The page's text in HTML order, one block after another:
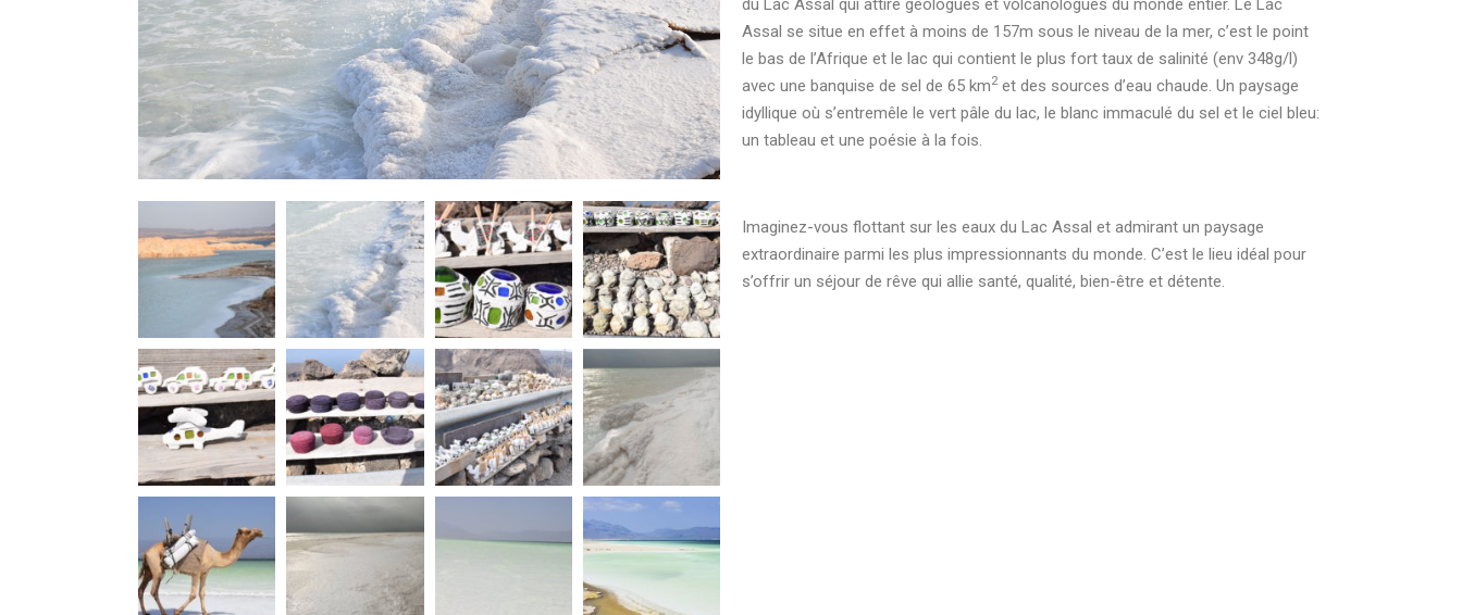
du Lac Assal qui attire géologues et volcanologues du monde entier. Le Lac
Assal se situe en effet à moins de 157m sous le niveau de la mer, c’est le point
le bas de l’Afrique et le lac qui contient le plus fort taux de salinité (env 348g/l)
avec une banquise de sel de 65 km2et des sources d’eau chaude. Un paysage
idyllique où s’entremêle le vert pâle du lac, le blanc immaculé du sel et le ciel bleu:
un tableau et une poésie à la fois.
Imaginez-vous flottant sur les eaux du Lac Assal et admirant un paysage
extraordinaire parmi les plus impressionnants du monde. C’est le lieu idéal pour
s’offrir un séjour de rêve qui allie santé, qualité, bien-être et détente.